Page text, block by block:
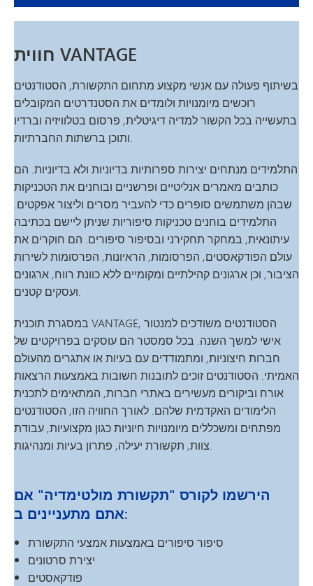
חווית VANTAGE
בשיתוף פעולה עם אנשי מקצוע מתחום התקשורת, הסטודנטים
רוכשים מיומנויות ולומדים את הסטנדרטים המקובלים
בתעשייה בכל הקשור למדיה דיגיטלית, פרסום בטלוויזיה וברדיו
ותוכן ברשתות החברתיות.
התלמידים מנתחים יצירות ספרותיות בדיוניות ולא בדיוניות. הם
כותבים מאמרים אנליטיים ופרשניים ובוחנים את הטכניקות
שבהן משתמשים סופרים כדי להעביר מסרים וליצור אפקטים.
התלמידים בוחנים טכניקות סיפוריות שניתן ליישם בכתיבה
עיתונאית, במחקר תחקירני ובסיפור סיפורים. הם חוקרים את
עולם הפודקאסטים, הפרסומות, הראיונות, הפרסומות לשירות
הציבור, וכן ארגונים קהילתיים ומקומיים ללא כוונת רווח, ארגונים
ועסקים קטנים.
במסגרת תוכנית VANTAGE, הסטודנטים משודכים למנטור
אישי למשך השנה. בכל סמסטר הם עוסקים בפרויקטים של
חברות חיצוניות, ומתמודדים עם בעיות או אתגרים מהעולם
האמיתי. הסטודנטים זוכים לתובנות חשובות באמצעות הרצאות
אורח וביקורים מעשירים באתרי חברות, המתאימים לתכנית
הלימודים האקדמית שלהם. לאורך החוויה הזו, הסטודנטים
מפתחים ומשכללים מיומנויות חיוניות כגון מקצועיות, עבודת
צוות, תקשורת יעילה, פתרון בעיות ומנהיגות.
הירשמו לקורס "תקשורת מולטימדיה" אם
אתם מתעניינים ב:
סיפור סיפורים באמצעות אמצעי התקשורת
יצירת סרטונים
פודקאסטים